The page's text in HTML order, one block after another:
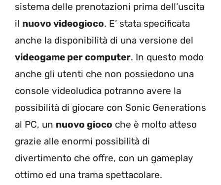
sistema delle prenotazioni prima dell’uscita
il nuovo videogioco. E’ stata specificata
anche la disponibilità di una versione del
videogame per computer. In questo modo
anche gli utenti che non possiedono una
console videoludica potranno avere la
possibilità di giocare con Sonic Generations
al PC, un nuovo gioco che è molto atteso
grazie alle enormi possibilità di
divertimento che offre, con un gameplay
ottimo ed una trama spettacolare.